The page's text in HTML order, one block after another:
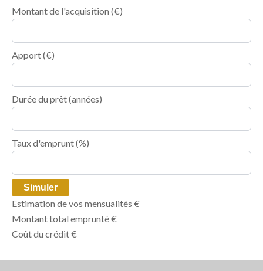
Montant de l'acquisition (€)
Apport(€)
Durée du prêt(années)
Taux d'emprunt(%)
Simuler
Estimation de vos mensualités €
Montant total emprunté€
Coût du crédit€